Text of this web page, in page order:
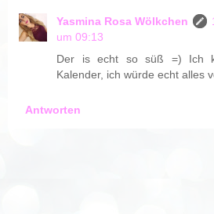
Yasmina Rosa Wölkchen
um 09:13
Der is echt so süß =) Ich
Kalender, ich würde echt alles
Antworten